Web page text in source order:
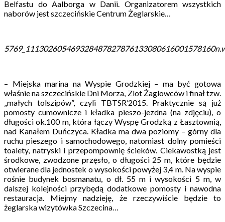
Belfastu do Aalborga w Danii. Organizatorem wszystkich
naborów jest szczecińskie Centrum Żeglarskie…
– Miejska marina na Wyspie Grodzkiej – ma być gotowa
właśnie na szczecińskie Dni Morza, Zlot Żaglowców i finał tzw.
„małych tolszipów”, czyli TBTSR’2015. Praktycznie są już
pomosty cumownicze i kładka pieszo-jezdna (na zdjęciu), o
długości ok.100 m, która łączy Wyspę Grodzką z Łasztownią,
nad Kanałem Duńczyca. Kładka ma dwa poziomy – górny dla
ruchu pieszego i samochodowego, natomiast dolny pomieści
toalety, natryski i przepompownię ścieków. Ciekawostką jest
środkowe, zwodzone przęsło, o długości 25 m, które będzie
otwierane dla jednostek o wysokości powyżej 3,4 m. Na wyspie
rośnie budynek bosmanatu, o dł. 55 m i wysokości 5 m, w
dalszej kolejności przybędą dodatkowe pomosty i nawodna
restauracja. Miejmy nadzieję, że rzeczywiście będzie to
żeglarska wizytówka Szczecina…